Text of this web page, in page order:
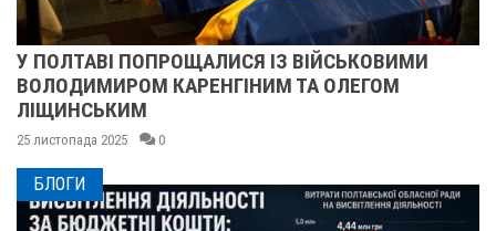
ПІСЛЯ ДВОХ ШАХЕДІВ. ЯК
СУМСЬКЕ УЧИЛИЩЕ
БЛОГИ